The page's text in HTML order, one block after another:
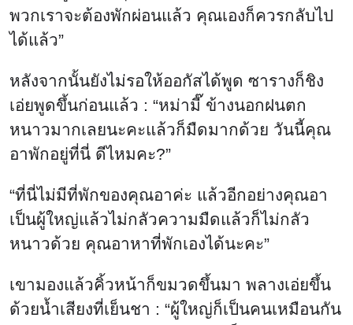
พวกเราจะต้องพักผ่อนแล้ว คุณเองก็ควรกลับไป
ได้แล้ว”
หลังจากนั้นยังไม่รอให้ออกัสได้พูด ซารางก็ชิง
เอ่ยพูดขึ้นก่อนแล้ว : “หม่ามี๊ ข้างนอกฝนตก
หนาวมากเลยนะคะแล้วก็มืดมากด้วย วันนี้คุณ
อาพักอยู่ที่นี่ ดีไหมคะ?”
“ที่นี่ไม่มีที่พักของคุณอาค่ะ แล้วอีกอย่างคุณอา
เป็นผู้ใหญ่แล้วไม่กลัวความมืดแล้วก็ไม่กลัว
หนาวด้วย คุณอาหาที่พักเองได้นะคะ”
เขามองแล้วคิ้วหน้าก็ขมวดขึ้นมา พลางเอ่ยขึ้น
ด้วยน้ำเสียงที่เย็นชา : “ผู้ใหญ่ก็เป็นคนเหมือนกัน